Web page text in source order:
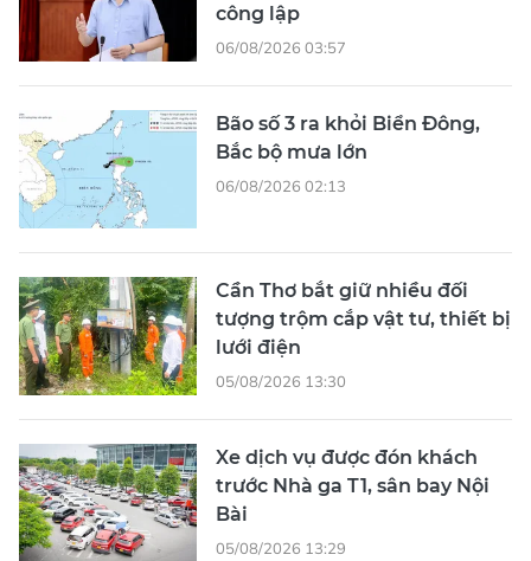
công lập
06/08/2026 03:57
Bão số 3 ra khỏi Biển Đông,
Bắc bộ mưa lớn
06/08/2026 02:13
Cần Thơ bắt giữ nhiều đối
tượng trộm cắp vật tư, thiết bị
lưới điện
05/08/2026 13:30
Xe dịch vụ được đón khách
trước Nhà ga T1, sân bay Nội
Bài
05/08/2026 13:29